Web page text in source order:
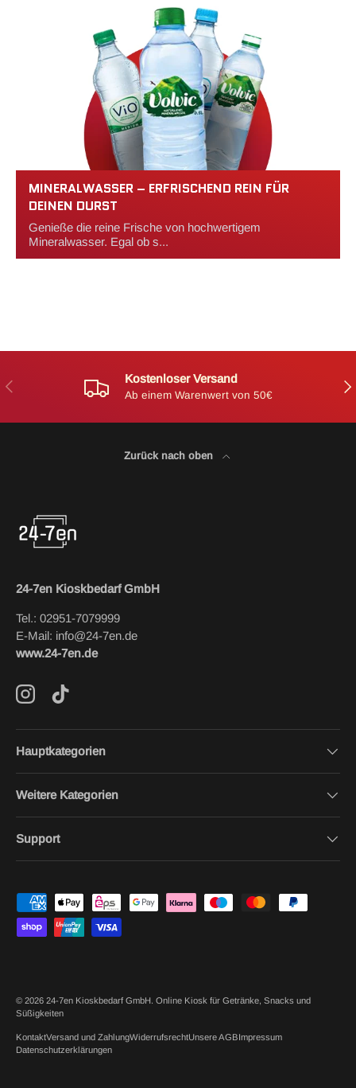
MINERALWASSER – ERFRISCHEND REIN FÜR
DEINEN DURST
Genieße die reine Frische von hochwertigem
Mineralwasser. Egal ob s...
Vorherige Kostenloser Versand
Ab einem Warenwert von 50€
Zurück nach oben
24-7en Kioskbedarf GmbH
Tel.: 02951-7079999
E-Mail: info@24-7en.de
www.24-7en.de
InstagramTikTok
Hauptkategorien
Weitere Kategorien
Support
Zahlungsmethoden
© 2026 24-7en Kioskbedarf GmbH. Online Kiosk für Getränke, Snacks und
Süßigkeiten
KontaktVersand und ZahlungWiderrufsrechtUnsere AGBImpressum
Datenschutzerklärungen